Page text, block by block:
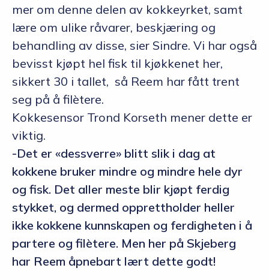
mer om denne delen av kokkeyrket, samt
lære om ulike råvarer, beskjæring og
behandling av disse, sier Sindre. Vi har også
bevisst kjøpt hel fisk til kjøkkenet her,
sikkert 30 i tallet, så Reem har fått trent
seg på å filètere.
Kokkesensor Trond Korseth mener dette er
viktig.
-Det er «dessverre» blitt slik i dag at
kokkene bruker mindre og mindre hele dyr
og fisk. Det aller meste blir kjøpt ferdig
stykket, og dermed opprettholder heller
ikke kokkene kunnskapen og ferdigheten i å
partere og filètere. Men her på Skjeberg
har Reem åpnebart lært dette godt!